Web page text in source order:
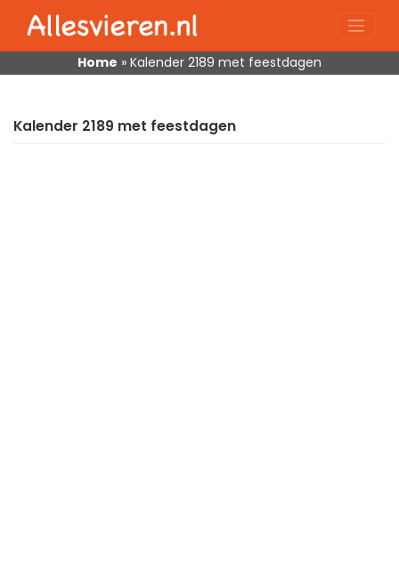
content
Home » Kalender 2189 met feestdagen
Kalender 2189 met feestdagen